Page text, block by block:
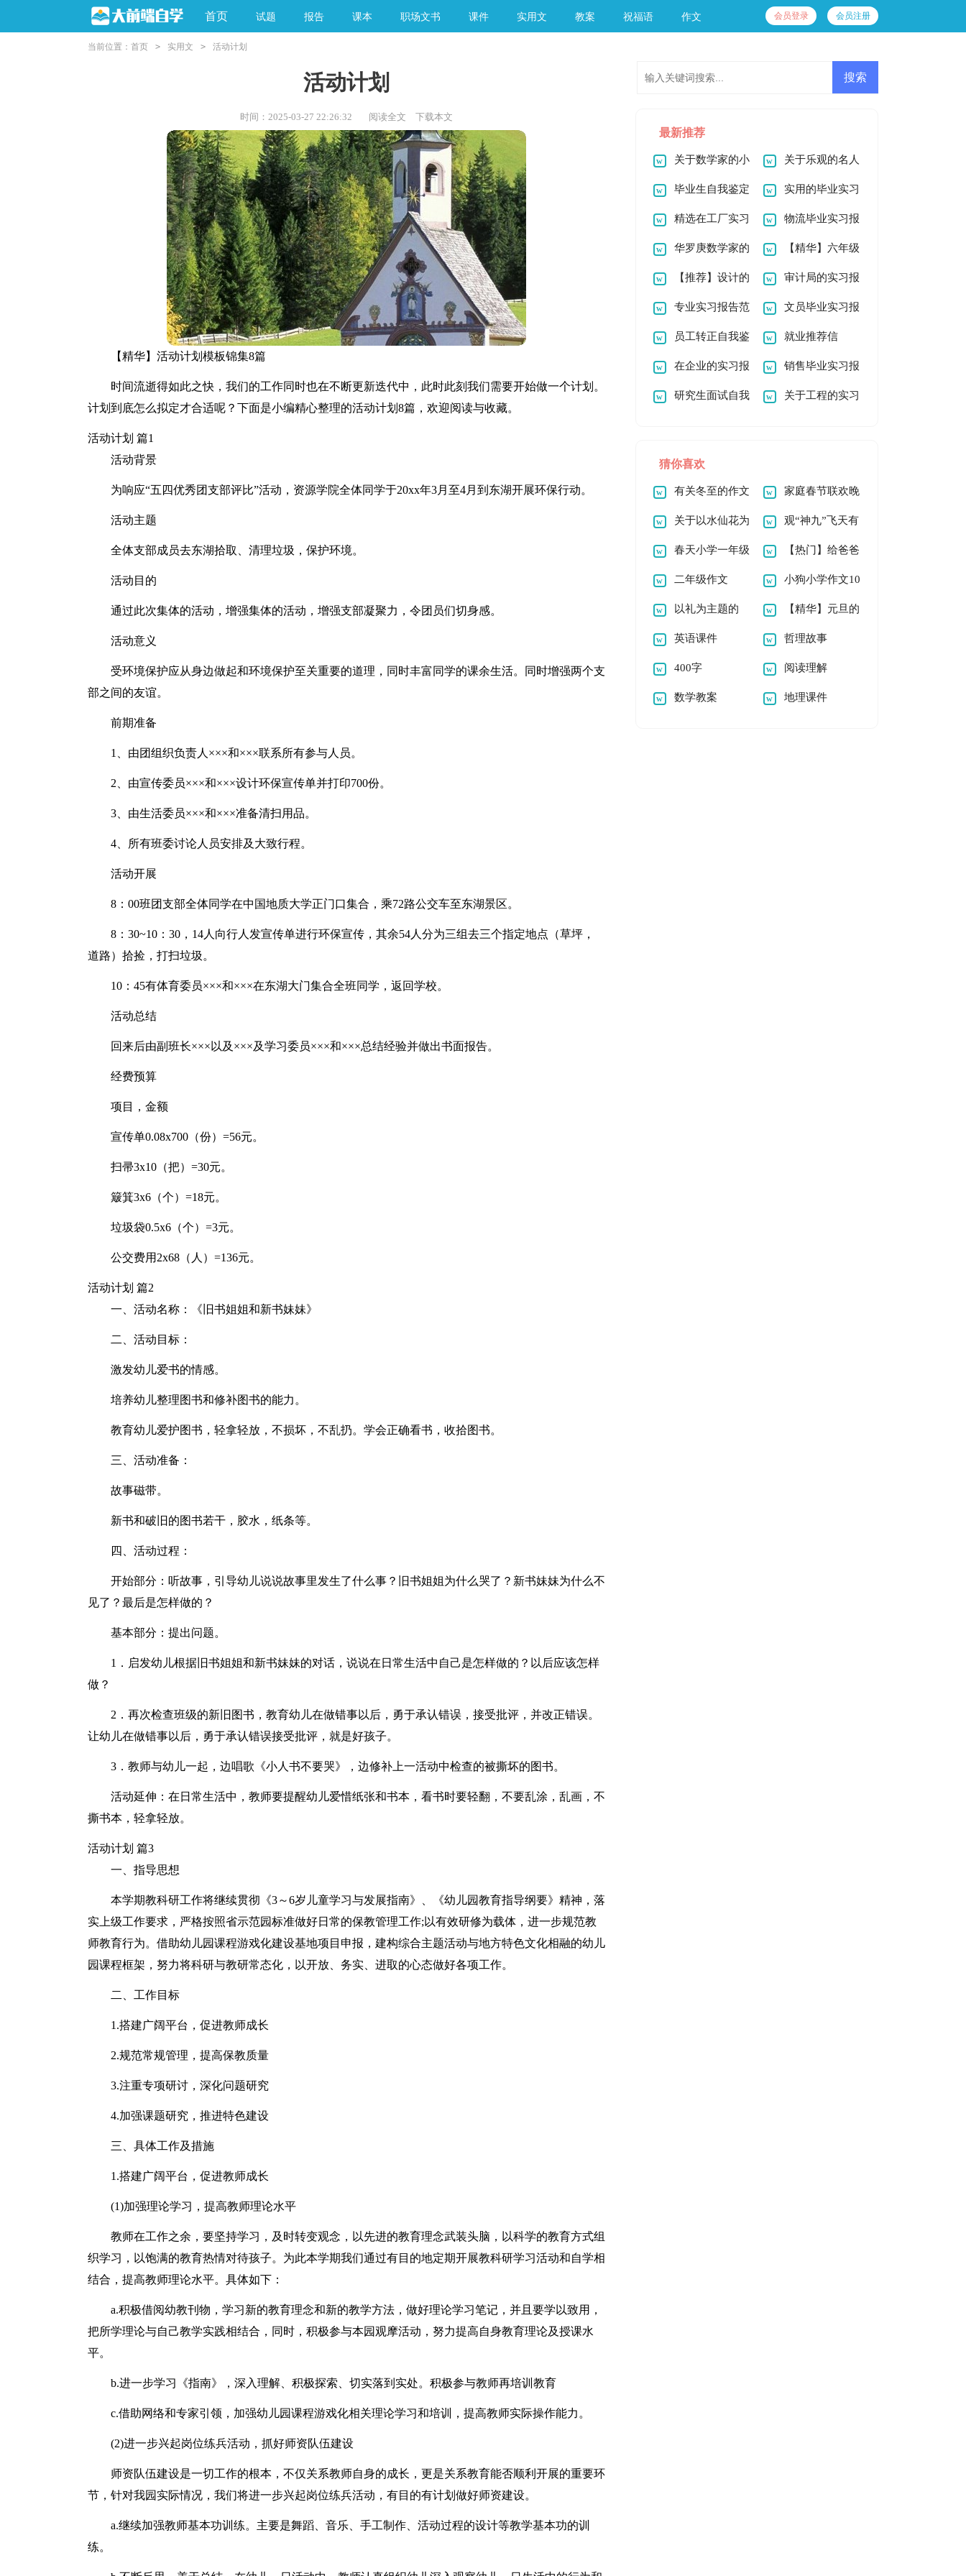
首页 试题 报告 课本 职场文书 课件 实用文 教案 祝福语 作文 会员登录 会员注册
当前位置： 首页 > 实用文 > 活动计划
活动计划
时间：2025-03-27 22:26:32 阅读全文 下载本文
【精华】活动计划模板锦集8篇
时间流逝得如此之快，我们的工作同时也在不断更新迭代中，此时此刻我们需要开始做一个计划。
计划到底怎么拟定才合适呢？下面是小编精心整理的活动计划8篇，欢迎阅读与收藏。
活动计划 篇1
活动背景
为响应“五四优秀团支部评比”活动，资源学院全体同学于20xx年3月至4月到东湖开展环保行动。
活动主题
全体支部成员去东湖拾取、清理垃圾，保护环境。
活动目的
通过此次集体的活动，增强集体的活动，增强支部凝聚力，令团员们切身感。
活动意义
受环境保护应从身边做起和环境保护至关重要的道理，同时丰富同学的课余生活。同时增强两个支
部之间的友谊。
前期准备
1、由团组织负责人×××和×××联系所有参与人员。
2、由宣传委员×××和×××设计环保宣传单并打印700份。
3、由生活委员×××和×××准备清扫用品。
4、所有班委讨论人员安排及大致行程。
活动开展
8：00班团支部全体同学在中国地质大学正门口集合，乘72路公交车至东湖景区。
8：30~10：30，14人向行人发宣传单进行环保宣传，其余54人分为三组去三个指定地点（草坪，
道路）拾捡，打扫垃圾。
10：45有体育委员×××和×××在东湖大门集合全班同学，返回学校。
活动总结
回来后由副班长×××以及×××及学习委员×××和×××总结经验并做出书面报告。
经费预算
项目，金额
宣传单0.08x700（份）=56元。
扫帚3x10（把）=30元。
簸箕3x6（个）=18元。
垃圾袋0.5x6（个）=3元。
公交费用2x68（人）=136元。
活动计划 篇2
一、活动名称：《旧书姐姐和新书妹妹》
二、活动目标：
激发幼儿爱书的情感。
培养幼儿整理图书和修补图书的能力。
教育幼儿爱护图书，轻拿轻放，不损坏，不乱扔。学会正确看书，收拾图书。
三、活动准备：
故事磁带。
新书和破旧的图书若干，胶水，纸条等。
四、活动过程：
开始部分：听故事，引导幼儿说说故事里发生了什么事？旧书姐姐为什么哭了？新书妹妹为什么不
见了？最后是怎样做的？
基本部分：提出问题。
1．启发幼儿根据旧书姐姐和新书妹妹的对话，说说在日常生活中自己是怎样做的？以后应该怎样
做？
2．再次检查班级的新旧图书，教育幼儿在做错事以后，勇于承认错误，接受批评，并改正错误。
让幼儿在做错事以后，勇于承认错误接受批评，就是好孩子。
3．教师与幼儿一起，边唱歌《小人书不要哭》，边修补上一活动中检查的被撕坏的图书。
活动延伸：在日常生活中，教师要提醒幼儿爱惜纸张和书本，看书时要轻翻，不要乱涂，乱画，不
撕书本，轻拿轻放。
活动计划 篇3
一、指导思想
本学期教科研工作将继续贯彻《3～6岁儿童学习与发展指南》、《幼儿园教育指导纲要》精神，落
实上级工作要求，严格按照省示范园标准做好日常的保教管理工作;以有效研修为载体，进一步规范教
师教育行为。借助幼儿园课程游戏化建设基地项目申报，建构综合主题活动与地方特色文化相融的幼儿
园课程框架，努力将科研与教研常态化，以开放、务实、进取的心态做好各项工作。
二、工作目标
1.搭建广阔平台，促进教师成长
2.规范常规管理，提高保教质量
3.注重专项研讨，深化问题研究
4.加强课题研究，推进特色建设
三、具体工作及措施
1.搭建广阔平台，促进教师成长
(1)加强理论学习，提高教师理论水平
教师在工作之余，要坚持学习，及时转变观念，以先进的教育理念武装头脑，以科学的教育方式组
织学习，以饱满的教育热情对待孩子。为此本学期我们通过有目的地定期开展教科研学习活动和自学相
结合，提高教师理论水平。具体如下：
a.积极借阅幼教刊物，学习新的教育理念和新的教学方法，做好理论学习笔记，并且要学以致用，
把所学理论与自己教学实践相结合，同时，积极参与本园观摩活动，努力提高自身教育理论及授课水
平。
b.进一步学习《指南》，深入理解、积极探索、切实落到实处。积极参与教师再培训教育
c.借助网络和专家引领，加强幼儿园课程游戏化相关理论学习和培训，提高教师实际操作能力。
(2)进一步兴起岗位练兵活动，抓好师资队伍建设
师资队伍建设是一切工作的根本，不仅关系教师自身的成长，更是关系教育能否顺利开展的重要环
节，针对我园实际情况，我们将进一步兴起岗位练兵活动，有目的有计划做好师资建设。
a.继续加强教师基本功训练。主要是舞蹈、音乐、手工制作、活动过程的设计等教学基本功的训
练。
最新推荐
关于数学家的小
故事(7篇)
关于乐观的名人
故事
毕业生自我鉴定
(精选15篇)
实用的毕业实习
报告汇总六篇
精选在工厂实习
报告合集九篇
物流毕业实习报
告
华罗庚数学家的
故事
【精华】六年级
心愿作文300字集锦
7篇
【推荐】设计的
实习报告汇总8篇
审计局的实习报
告
专业实习报告范
文集合7篇
文员毕业实习报
告
员工转正自我鉴
定(15篇)
就业推荐信
在企业的实习报
告范文合集五篇
销售毕业实习报
告
研究生面试自我 关于工程的实习
猜你喜欢
有关冬至的作文
600字4篇
家庭春节联欢晚
会作文（精选8篇）
关于以水仙花为
题作文
观“神九”飞天有
感
春天小学一年级
作文300字合集九篇
【热门】给爸爸
妈妈的一封信
二年级作文 小狗小学作文10
篇
以礼为主题的
800字作文
【精华】元旦的
作文900字合集9篇
英语课件 哲理故事
400字 阅读理解
数学教案 地理课件